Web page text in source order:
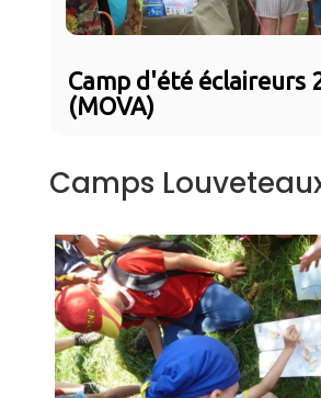
Camp d'été éclaireurs
(MOVA)
Camps